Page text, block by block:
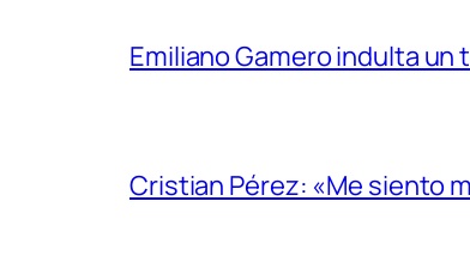
Emiliano Gamero indulta un
Cristian Pérez: «Me siento